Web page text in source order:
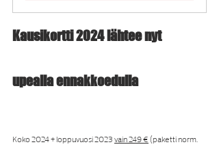
Kausikortti 2024 lähtee nyt
upealla ennakkoedulla
Koko 2024 + loppuvuosi 2023 vain 249 € (paketti norm.